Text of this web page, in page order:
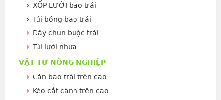
XỐP LƯỚI bao trái
Túi bóng bao trái
Dây chun buộc trái
Túi lưới nhựa
VẬT TƯ NÔNG NGHIỆP
Cân bao trái trên cao
Kéo cắt cành trên cao